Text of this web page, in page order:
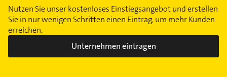
Nutzen Sie unser kostenloses Einstiegsangebot und erstellen
Sie in nur wenigen Schritten einen Eintrag, um mehr Kunden
erreichen.
Unternehmen eintragen